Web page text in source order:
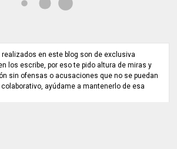
en este blog son de exclusiva
los escribe, por eso te pido altura de miras y
sin ofensas o acusaciones que no se puedan
colaborativo, ayúdame a mantenerlo de esa